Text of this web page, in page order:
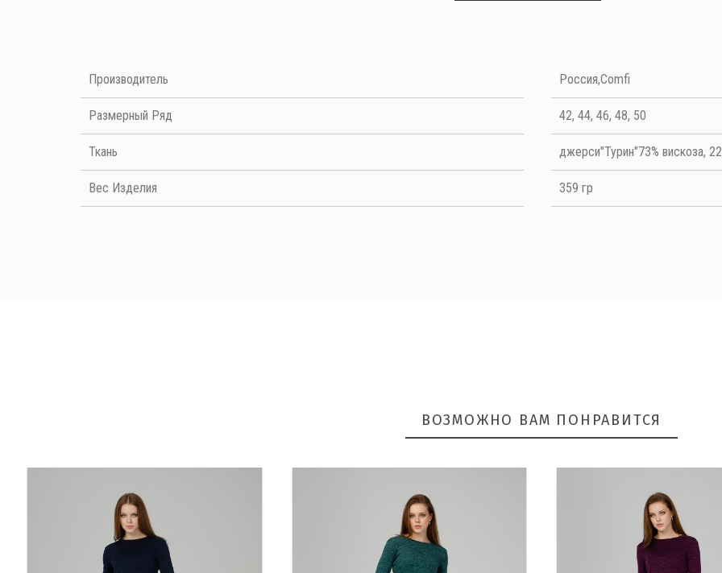
Производитель Россия,Comfi
Размерный Ряд 42, 44, 46, 48, 50
Ткань джерси"Турин"73% вискоза,
Вес Изделия 359 гр
ВОЗМОЖНО ВАМ ПОНРАВИТСЯ